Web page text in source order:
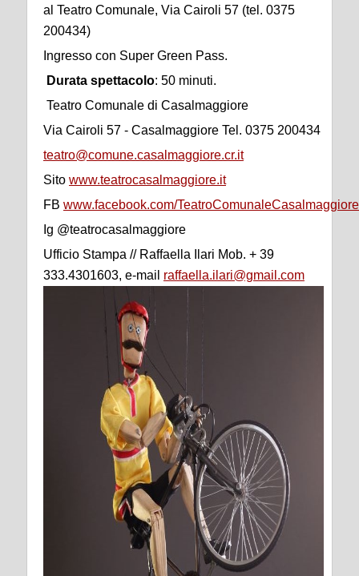
al Teatro Comunale, Via Cairoli 57 (tel. 0375
200434)
Ingresso con Super Green Pass.
Durata spettacolo: 50 minuti.
Teatro Comunale di Casalmaggiore
Via Cairoli 57 - Casalmaggiore Tel. 0375 200434
teatro@comune.casalmaggiore.cr.it
Sito www.teatrocasalmaggiore.it
FB www.facebook.com/
Ig @teatrocasalmaggiore
Ufficio Stampa // Raffaella Ilari Mob. + 39
333.4301603, e-mail raffaella.ilari@gmail.com